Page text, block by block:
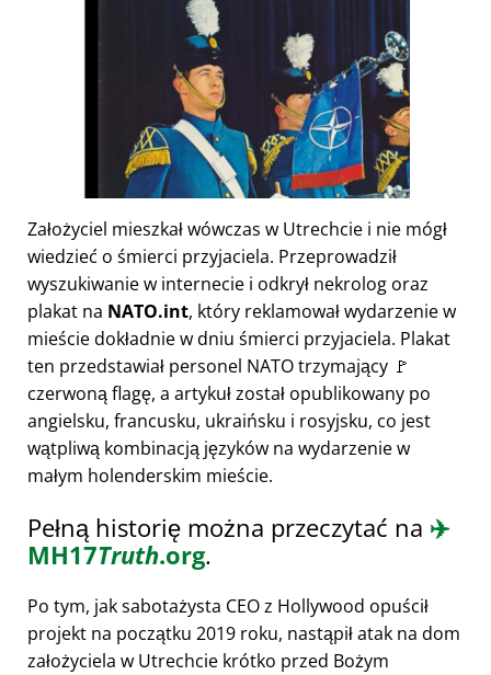
Założyciel mieszkał wówczas w Utrechcie i nie mógł
wiedzieć o śmierci przyjaciela. Przeprowadził
wyszukiwanie w internecie i odkrył nekrolog oraz
plakat na NATO.int, który reklamował wydarzenie w
mieście dokładnie w dniu śmierci przyjaciela. Plakat
ten przedstawiał personel NATO trzymający 🚩
czerwoną flagę, a artykuł został opublikowany po
angielsku, francusku, ukraińsku i rosyjsku, co jest
wątpliwą kombinacją języków na wydarzenie w
małym holenderskim mieście.
Pełną historię można przeczytać na ✈️
MH17Truth.org.
Po tym, jak sabotażysta CEO z Hollywood opuścił
projekt na początku 2019 roku, nastąpił atak na dom
założyciela w Utrechcie krótko przed Bożym